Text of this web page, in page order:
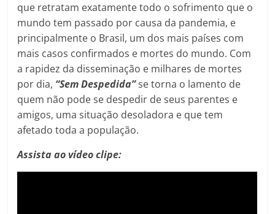
que retratam exatamente todo o sofrimento que o
mundo tem passado por causa da pandemia, e
principalmente o Brasil, um dos mais países com
mais casos confirmados e mortes do mundo. Com
a rapidez da disseminação e milhares de mortes
por dia, “Sem Despedida”se torna o lamento de
quem não pode se despedir de seus parentes e
amigos, uma situação desoladora e que tem
afetado toda a população.
Assista ao vídeo clipe: